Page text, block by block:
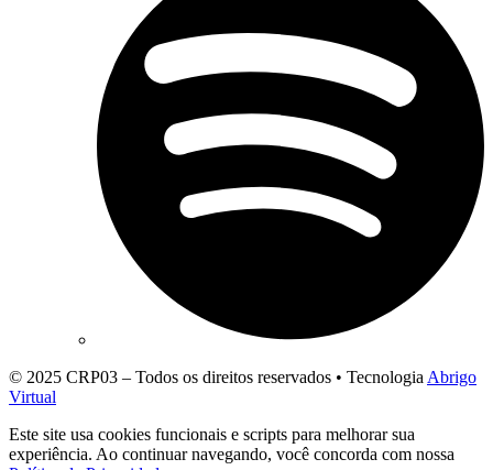
© 2025 CRP03 – Todos os direitos reservados • Tecnologia Abrigo
Virtual
Este site usa cookies funcionais e scripts para melhorar sua
experiência. Ao continuar navegando, você concorda com nossa